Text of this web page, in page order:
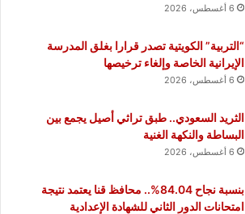
6 أغسطس، 2026
“التربية” الكويتية تصدر قرارا بغلق المدرسة
الإيرانية الخاصة وإلغاء ترخيصها
6 أغسطس، 2026
الثريد السعودي.. طبق تراثي أصيل يجمع بين
البساطة والنكهة الغنية
6 أغسطس، 2026
بنسبة نجاح 84.04%.. محافظ قنا يعتمد نتيجة
امتحانات الدور الثاني للشهادة الإعدادية